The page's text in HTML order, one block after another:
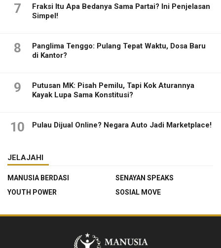
7
Fraksi Itu Apa Bedanya Sama Partai? Ini Penjelasan
Simpel!
8
Panglima Tenggo: Pulang Tepat Waktu, Dosa Baru
di Kantor?
9
Putusan MK: Pisah Pemilu, Tapi Kok Aturannya
Kayak Lupa Sama Konstitusi?
10 Pulau Dijual Online? Negara Auto Jadi Marketplace!
JELAJAHI
MANUSIA BERDASI
SENAYAN SPEAKS
YOUTH POWER
SOSIAL MOVE